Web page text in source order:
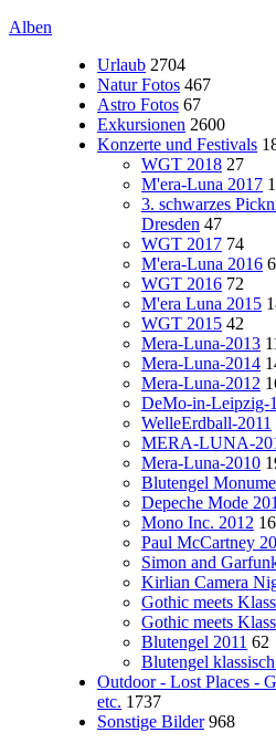
Alben
Urlaub 2704
Natur Fotos 467
Astro Fotos 67
Exkursionen 2600
Konzerte und Festivals
WGT 2018 27
M'era-Luna 2017
3. schwarzes
Dresden 47
WGT 2017 74
M'era-Luna 2016
WGT 2016 72
M'era Luna 2015
WGT 2015 42
Mera-Luna-2013
Mera-Luna-2014
Mera-Luna-2012
DeMo-in-Leipzig-
WelleErdball-2011
MERA-LUNA-
Mera-Luna-2010
Blutengel
Depeche Mode
Mono Inc. 2012 16
Paul McCartney
Simon and
Kirlian Camera
Gothic meets
Gothic meets
Blutengel 2011 62
Blutengel
Outdoor - Lost Places -
etc. 1737
Sonstige Bilder 968